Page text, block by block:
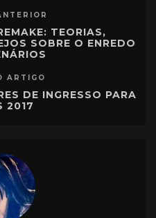
TEORIAS,
SOBRE O ENREDO
ARTIGO
DE INGRESSO PARA
2017